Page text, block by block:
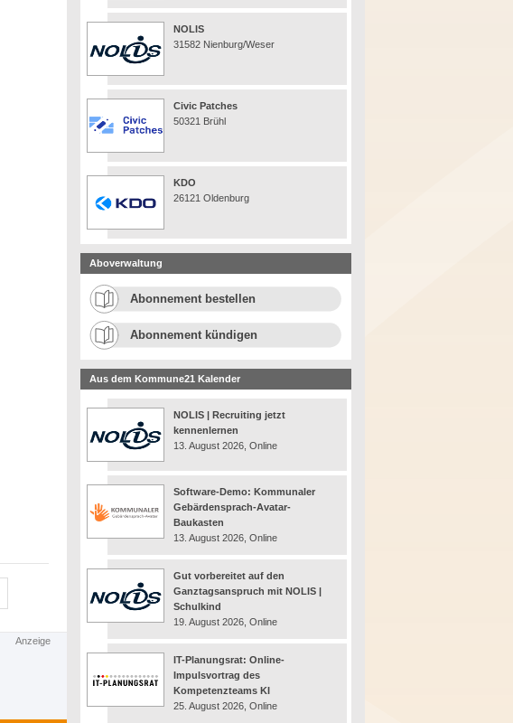
Anzeige
NOLIS
31582 Nienburg/Weser
Civic Patches
50321 Brühl
KDO
26121 Oldenburg
Aboverwaltung
Abonnement bestellen
Abonnement kündigen
Aus dem Kommune21 Kalender
NOLIS | Recruiting jetzt
kennenlernen
13. August 2026, Online
Software-Demo: Kommunaler
Gebärdensprach-Avatar-
Baukasten
13. August 2026, Online
Gut vorbereitet auf den
Ganztagsanspruch mit NOLIS |
Schulkind
19. August 2026, Online
IT-Planungsrat: Online-
Impulsvortrag des
Kompetenzteams KI
25. August 2026, Online